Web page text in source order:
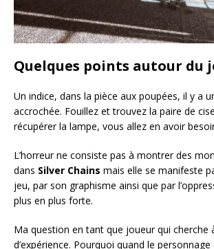
Quelques points autour du
Un indice, dans la pièce aux poupées, il y a
accrochée. Fouillez et trouvez la paire de
récupérer la lampe, vous allez en avoir
L’horreur ne consiste pas à montrer des
dans Silver Chains mais elle se manifeste
jeu, par son graphisme ainsi que par
plus en plus forte.
Ma question en tant que joueur qui cherche
d’expérience. Pourquoi quand le